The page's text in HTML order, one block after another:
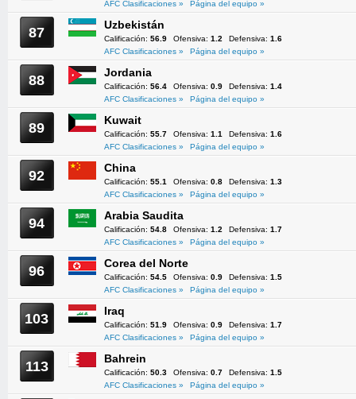
AFC Clasificaciones »
Página del equipo »
87 Uzbekistán
Calificación: 56.9 Ofensiva: 1.2 Defensiva: 1.6
AFC Clasificaciones »
Página del equipo »
88 Jordania
Calificación: 56.4 Ofensiva: 0.9 Defensiva: 1.4
AFC Clasificaciones »
Página del equipo »
89 Kuwait
Calificación: 55.7 Ofensiva: 1.1 Defensiva: 1.6
AFC Clasificaciones »
Página del equipo »
92 China
Calificación: 55.1 Ofensiva: 0.8 Defensiva: 1.3
AFC Clasificaciones »
Página del equipo »
94 Arabia Saudita
Calificación: 54.8 Ofensiva: 1.2 Defensiva: 1.7
AFC Clasificaciones »
Página del equipo »
96 Corea del Norte
Calificación: 54.5 Ofensiva: 0.9 Defensiva: 1.5
AFC Clasificaciones »
Página del equipo »
103 Iraq
Calificación: 51.9 Ofensiva: 0.9 Defensiva: 1.7
AFC Clasificaciones »
Página del equipo »
113 Bahrein
Calificación: 50.3 Ofensiva: 0.7 Defensiva: 1.5
AFC Clasificaciones »
Página del equipo »